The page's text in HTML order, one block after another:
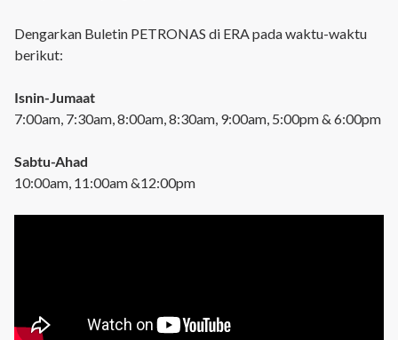
Dengarkan Buletin PETRONAS di ERA pada waktu-waktu
berikut:
Isnin-Jumaat
7:00am, 7:30am, 8:00am, 8:30am, 9:00am, 5:00pm & 6:00pm
Sabtu-Ahad
10:00am, 11:00am &12:00pm